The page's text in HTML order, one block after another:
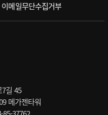
이메일무단수집거부
길 45
메가젠타워